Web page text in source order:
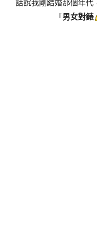
話說我剛結婚那個年代
「 男女對錶